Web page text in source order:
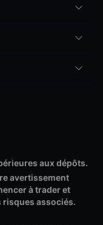
aux dépôts.
avertissement
à trader et
risques associés.